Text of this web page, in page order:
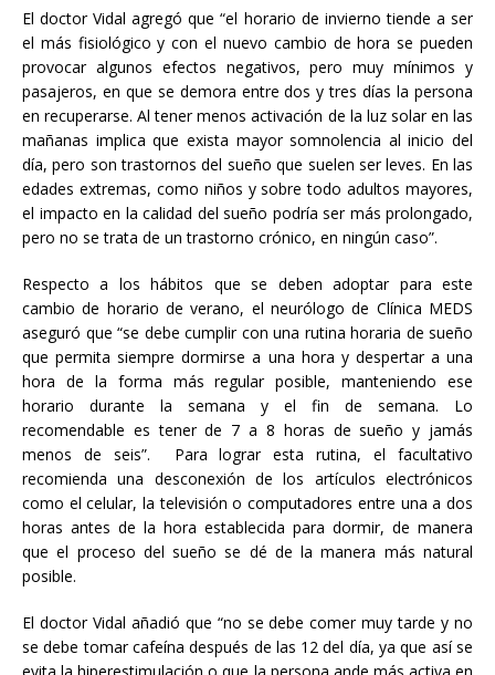
El doctor Vidal agregó que “el horario de invierno tiende a ser
el más fisiológico y con el nuevo cambio de hora se pueden
provocar algunos efectos negativos, pero muy mínimos y
pasajeros, en que se demora entre dos y tres días la persona
en recuperarse. Al tener menos activación de la luz solar en las
mañanas implica que exista mayor somnolencia al inicio del
día, pero son trastornos del sueño que suelen ser leves. En las
edades extremas, como niños y sobre todo adultos mayores,
el impacto en la calidad del sueño podría ser más prolongado,
pero no se trata de un trastorno crónico, en ningún caso”.
Respecto a los hábitos que se deben adoptar para este
cambio de horario de verano, el neurólogo de Clínica MEDS
aseguró que “se debe cumplir con una rutina horaria de sueño
que permita siempre dormirse a una hora y despertar a una
hora de la forma más regular posible, manteniendo ese
horario durante la semana y el fin de semana. Lo
recomendable es tener de 7 a 8 horas de sueño y jamás
menos de seis”. Para lograr esta rutina, el facultativo
recomienda una desconexión de los artículos electrónicos
como el celular, la televisión o computadores entre una a dos
horas antes de la hora establecida para dormir, de manera
que el proceso del sueño se dé de la manera más natural
posible.
El doctor Vidal añadió que “no se debe comer muy tarde y no
se debe tomar cafeína después de las 12 del día, ya que así se
evita la hiperestimulación o que la persona ande más activa en